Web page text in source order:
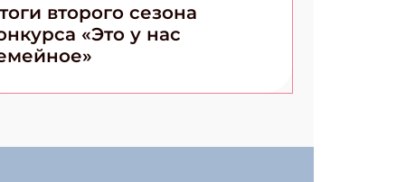
второго сезона
«Это у нас